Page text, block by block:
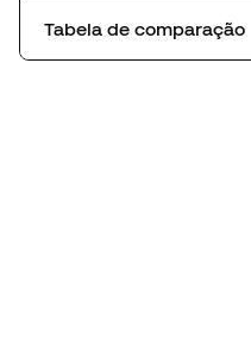
Tabela de comparação